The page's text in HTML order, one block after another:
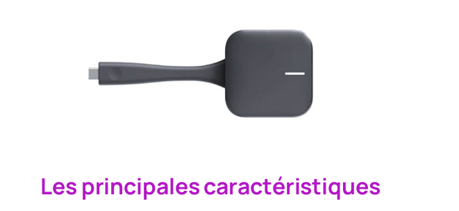
Les principales caractéristiques